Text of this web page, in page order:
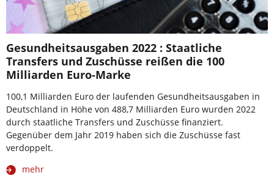
Gesundheitsausgaben 2022 : Staatliche
Transfers und Zuschüsse reißen die 100
Milliarden Euro-Marke
100,1 Milliarden Euro der laufenden Gesundheitsausgaben in
Deutschland in Höhe von 488,7 Milliarden Euro wurden 2022
durch staatliche Transfers und Zuschüsse finanziert.
Gegenüber dem Jahr 2019 haben sich die Zuschüsse fast
verdoppelt.
mehr